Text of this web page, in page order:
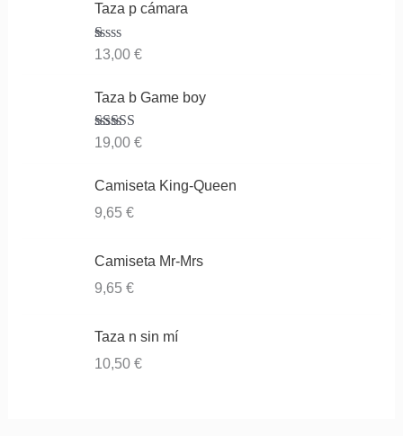
Taza p cámara
Va
o
n
1.
5
13,00 €
Taza b Game boy
Valorado
19,00 €
Camiseta King-Queen
9,65 €
Camiseta Mr-Mrs
9,65 €
Taza n sin mí
10,50 €